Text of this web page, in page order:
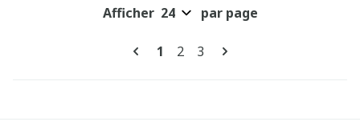
Pages
Vous lisez actuellement la
1 Page
2 Page
3
Afficher par page